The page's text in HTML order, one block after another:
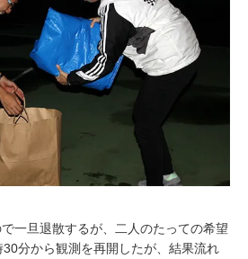
一旦退散するが、二人のたっての希望
分から観測を再開したが、結果流れ